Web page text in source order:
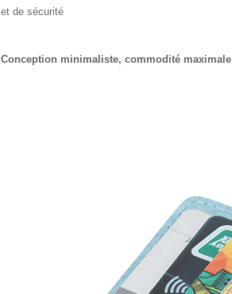
et de sécurité
Conception minimaliste, commodité maximale